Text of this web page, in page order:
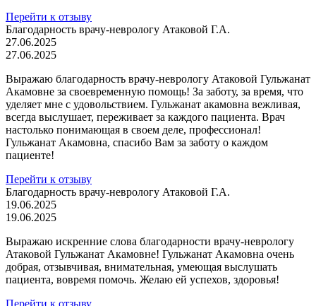
Перейти к отзыву
Благодарность врачу-неврологу Атаковой Г.А.
27.06.2025
27.06.2025
Выражаю благодарность врачу-неврологу Атаковой Гульжанат
Акамовне за своевременную помощь! За заботу, за время, что
уделяет мне с удовольствием. Гульжанат акамовна вежливая,
всегда выслушает, переживает за каждого пациента. Врач
настолько понимающая в своем деле, профессионал!
Гульжанат Акамовна, спасибо Вам за заботу о каждом
пациенте!
Перейти к отзыву
Благодарность врачу-неврологу Атаковой Г.А.
19.06.2025
19.06.2025
Выражаю искренние слова благодарности врачу-неврологу
Атаковой Гульжанат Акамовне! Гульжанат Акамовна очень
добрая, отзывчивая, внимательная, умеющая выслушать
пациента, вовремя помочь. Желаю ей успехов, здоровья!